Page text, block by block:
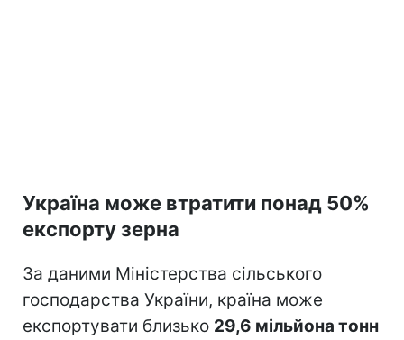
Україна може втратити понад 50%
експорту зерна
За даними Міністерства сільського
господарства України, країна може
експортувати близько 29,6 мільйона тонн